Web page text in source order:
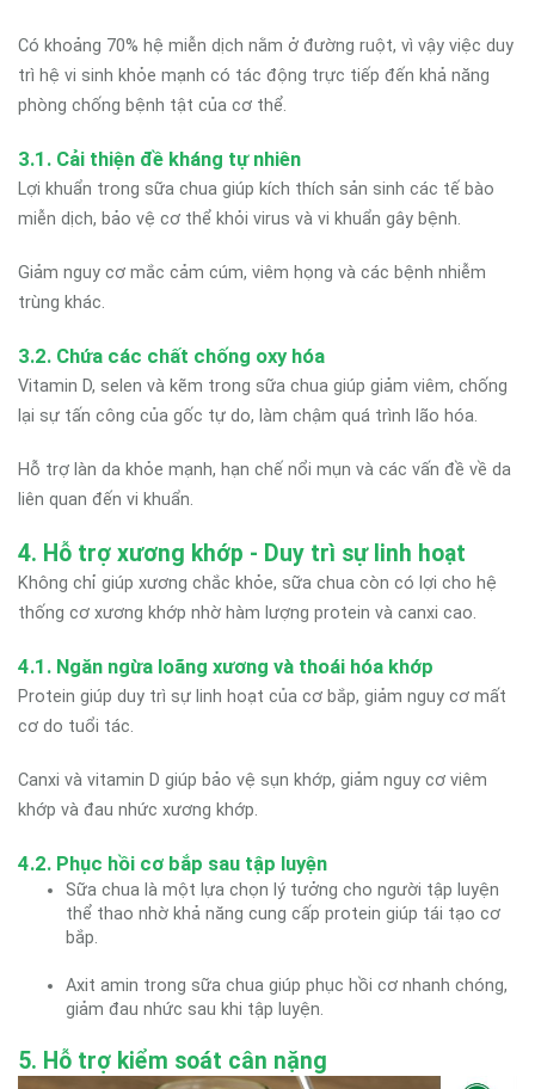
Có khoảng 70% hệ miễn dịch nằm ở đường ruột, vì vậy việc duy
trì hệ vi sinh khỏe mạnh có tác động trực tiếp đến khả năng
phòng chống bệnh tật của cơ thể.
3.1. Cải thiện đề kháng tự nhiên
Lợi khuẩn trong sữa chua giúp kích thích sản sinh các tế bào
miễn dịch, bảo vệ cơ thể khỏi virus và vi khuẩn gây bệnh.
Giảm nguy cơ mắc cảm cúm, viêm họng và các bệnh nhiễm
trùng khác.
3.2. Chứa các chất chống oxy hóa
Vitamin D, selen và kẽm trong sữa chua giúp giảm viêm, chống
lại sự tấn công của gốc tự do, làm chậm quá trình lão hóa.
Hỗ trợ làn da khỏe mạnh, hạn chế nổi mụn và các vấn đề về da
liên quan đến vi khuẩn.
4. Hỗ trợ xương khớp - Duy trì sự linh hoạt
Không chỉ giúp xương chắc khỏe, sữa chua còn có lợi cho hệ
thống cơ xương khớp nhờ hàm lượng protein và canxi cao.
4.1. Ngăn ngừa loãng xương và thoái hóa khớp
Protein giúp duy trì sự linh hoạt của cơ bắp, giảm nguy cơ mất
cơ do tuổi tác.
Canxi và vitamin D giúp bảo vệ sụn khớp, giảm nguy cơ viêm
khớp và đau nhức xương khớp.
4.2. Phục hồi cơ bắp sau tập luyện
Sữa chua là một lựa chọn lý tưởng cho người tập luyện
thể thao nhờ khả năng cung cấp protein giúp tái tạo cơ
bắp.
Axit amin trong sữa chua giúp phục hồi cơ nhanh chóng,
giảm đau nhức sau khi tập luyện.
5. Hỗ trợ kiểm soát cân nặng